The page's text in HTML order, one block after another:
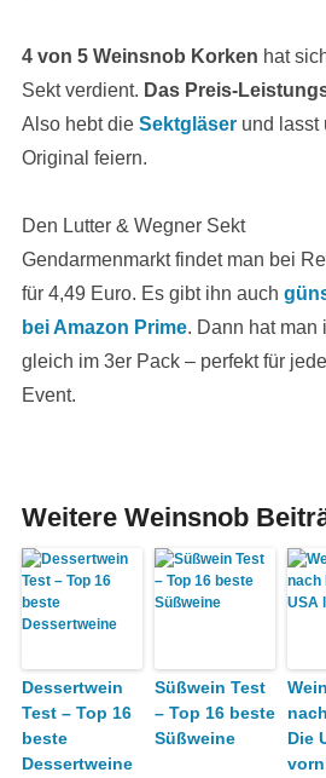
4 von 5 Weinsnob Korken hat
Sekt verdient. Das Preis-
Also hebt die Sektgläserund lasst
Original feiern.
Den Lutter & Wegner Sekt
Gendarmenmarkt findet man bei
für 4,49 Euro. Es gibt ihn auch
bei Amazon Prime. Dann hat man
gleich im 3er Pack – perfekt für
Event.
Weitere Weinsnob
Dessertwein
Test – Top 16
beste
Dessertweine
Süßwein Test
– Top 16 beste
Süßweine
Die